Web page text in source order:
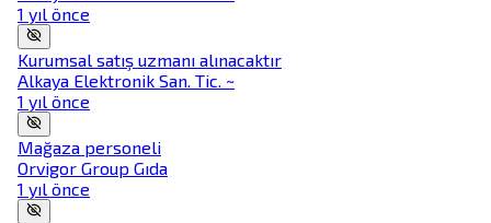
1 yıl önce
Kurumsal satış uzmanı alınacaktır
Alkaya Elektronik San. Tic. ~
1 yıl önce
Mağaza personeli
Orvigor Group Gıda
1 yıl önce